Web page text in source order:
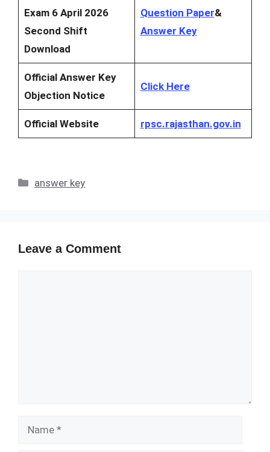
Exam 6 April 2026
Second Shift
Download
Question Paper&
Answer Key
Official Answer Key
Objection Notice
Click Here
Official Website rpsc.rajasthan.gov.in
Categories
answer key
Leave a Comment
Name